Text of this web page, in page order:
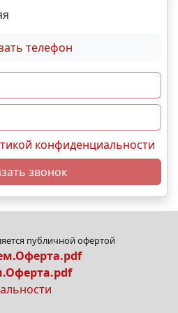
телефон
конфиденциальности
звонок
публичной офертой